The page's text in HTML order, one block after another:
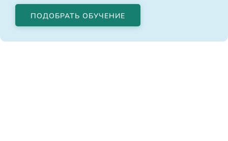
ПОДОБРАТЬ ОБУЧЕНИЕ